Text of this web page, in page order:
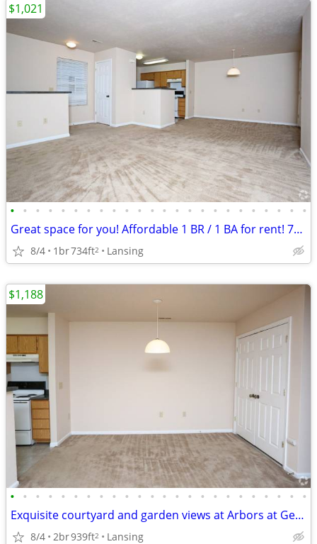
• • • • • • • • • • • • • • • • • • • • • • • •
Great space for you! Affordable 1 BR / 1 BA for rent! 734 Sq Ft!
8/4 1br734ft2 Lansing
$1,021
• • • • • • • • • • • • • • • • • • • • • • • •
Exquisite courtyard and garden views at Arbors at Georgetown
8/4 2br939ft2 Lansing
$1,188